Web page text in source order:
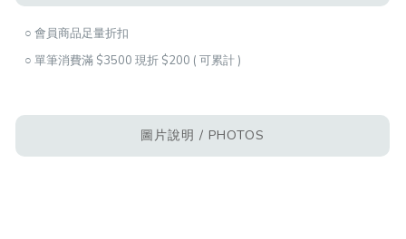
○ 會員商品足量折扣
○ 單筆消費滿 $3500 現折 $200 ( 可累計 )
圖片說明 / PHOTOS